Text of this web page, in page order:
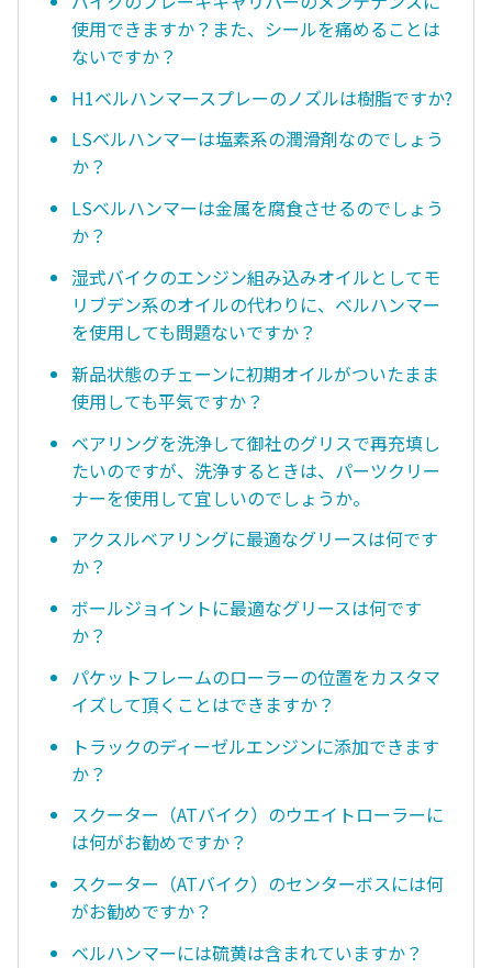
使用できますか？また、シールを痛めることは
ないですか？
H1ベルハンマースプレーのノズルは樹脂ですか?
LSベルハンマーは塩素系の潤滑剤なのでしょう
か？
LSベルハンマーは金属を腐食させるのでしょう
か？
湿式バイクのエンジン組み込みオイルとしてモ
リブデン系のオイルの代わりに、ベルハンマー
を使用しても問題ないですか？
新品状態のチェーンに初期オイルがついたまま
使用しても平気ですか？
ベアリングを洗浄して御社のグリスで再充填し
たいのですが、洗浄するときは、パーツクリー
ナーを使用して宜しいのでしょうか。
アクスルベアリングに最適なグリースは何です
か？
ボールジョイントに最適なグリースは何です
か？
パケットフレームのローラーの位置をカスタマ
イズして頂くことはできますか？
トラックのディーゼルエンジンに添加できます
か？
スクーター（ATバイク）のウエイトローラーに
は何がお勧めですか？
スクーター（ATバイク）のセンターボスには何
がお勧めですか？
ベルハンマーには硫黄は含まれていますか？